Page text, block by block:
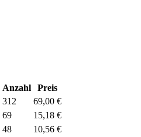
Anzahl
Preis
312
69,00 €
69
15,18 €
48
10,56 €